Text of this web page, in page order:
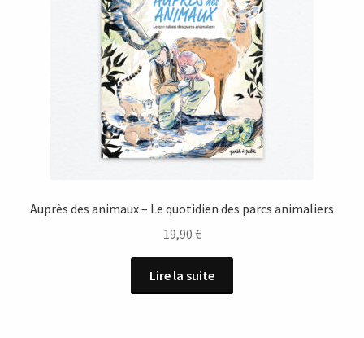
Auprès des animaux – Le quotidien des parcs animaliers
19,90 €
Lire la suite